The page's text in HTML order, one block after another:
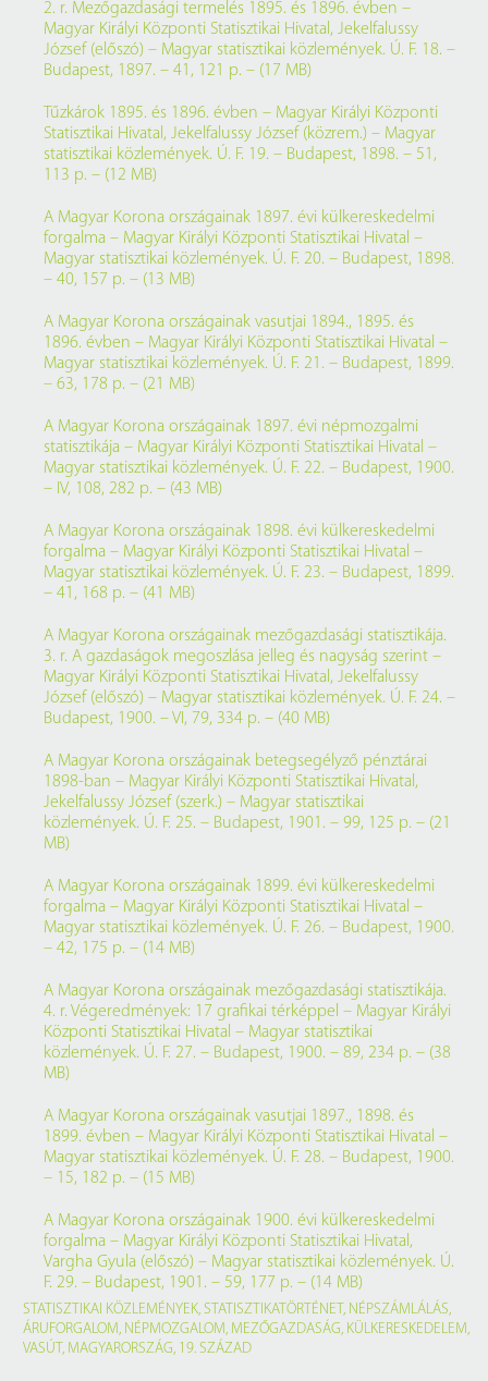
2. r. Mezőgazdasági termelés 1895. és 1896. évben –
Magyar Királyi Központi Statisztikai Hivatal, Jekelfalussy
József (előszó) – Magyar statisztikai közlemények. Ú. F. 18. –
Budapest, 1897. – 41, 121 p. – (17 MB)
Tűzkárok 1895. és 1896. évben – Magyar Királyi Központi
Statisztikai Hivatal, Jekelfalussy József (közrem.) – Magyar
statisztikai közlemények. Ú. F. 19. – Budapest, 1898. – 51,
113 p. – (12 MB)
A Magyar Korona országainak 1897. évi külkereskedelmi
forgalma – Magyar Királyi Központi Statisztikai Hivatal –
Magyar statisztikai közlemények. Ú. F. 20. – Budapest, 1898.
– 40, 157 p. – (13 MB)
A Magyar Korona országainak vasutjai 1894., 1895. és
1896. évben – Magyar Királyi Központi Statisztikai Hivatal –
Magyar statisztikai közlemények. Ú. F. 21. – Budapest, 1899.
– 63, 178 p. – (21 MB)
A Magyar Korona országainak 1897. évi népmozgalmi
statisztikája – Magyar Királyi Központi Statisztikai Hivatal –
Magyar statisztikai közlemények. Ú. F. 22. – Budapest, 1900.
– IV, 108, 282 p. – (43 MB)
A Magyar Korona országainak 1898. évi külkereskedelmi
forgalma – Magyar Királyi Központi Statisztikai Hivatal –
Magyar statisztikai közlemények. Ú. F. 23. – Budapest, 1899.
– 41, 168 p. – (41 MB)
A Magyar Korona országainak mezőgazdasági statisztikája.
3. r. A gazdaságok megoszlása jelleg és nagyság szerint –
Magyar Királyi Központi Statisztikai Hivatal, Jekelfalussy
József (előszó) – Magyar statisztikai közlemények. Ú. F. 24. –
Budapest, 1900. – VI, 79, 334 p. – (40 MB)
A Magyar Korona országainak betegsegélyző pénztárai
1898-ban – Magyar Királyi Központi Statisztikai Hivatal,
Jekelfalussy József (szerk.) – Magyar statisztikai
közlemények. Ú. F. 25. – Budapest, 1901. – 99, 125 p. – (21
MB)
A Magyar Korona országainak 1899. évi külkereskedelmi
forgalma – Magyar Királyi Központi Statisztikai Hivatal –
Magyar statisztikai közlemények. Ú. F. 26. – Budapest, 1900.
– 42, 175 p. – (14 MB)
A Magyar Korona országainak mezőgazdasági statisztikája.
4. r. Végeredmények: 17 grafikai térképpel – Magyar Királyi
Központi Statisztikai Hivatal – Magyar statisztikai
közlemények. Ú. F. 27. – Budapest, 1900. – 89, 234 p. – (38
MB)
A Magyar Korona országainak vasutjai 1897., 1898. és
1899. évben – Magyar Királyi Központi Statisztikai Hivatal –
Magyar statisztikai közlemények. Ú. F. 28. – Budapest, 1900.
– 15, 182 p. – (15 MB)
A Magyar Korona országainak 1900. évi külkereskedelmi
forgalma – Magyar Királyi Központi Statisztikai Hivatal,
Vargha Gyula (előszó) – Magyar statisztikai közlemények. Ú.
F. 29. – Budapest, 1901. – 59, 177 p. – (14 MB)
STATISZTIKAI KÖZLEMÉNYEK, STATISZTIKATÖRTÉNET, NÉPSZÁMLÁLÁS,
ÁRUFORGALOM, NÉPMOZGALOM, MEZŐGAZDASÁG, KÜLKERESKEDELEM,
VASÚT, MAGYARORSZÁG, 19. SZÁZAD